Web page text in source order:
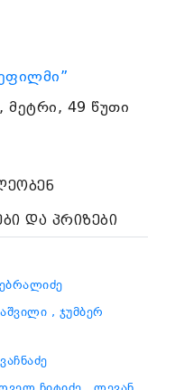
მეტრი, 49 წუთი
და პრიზები
, ჯუმბერ